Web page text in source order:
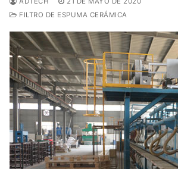
FILTRO DE ESPUMA CERÁMICA